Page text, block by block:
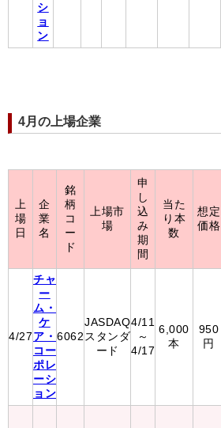
シ
ョ
ン
4月の上場企業
上
場
日
企
業
名
銘
柄
コ
ー
ド
上場市
場
申
し
込
み
期
間
当た
り本
数
想定
価格
4/27
チャ
ー
ム・
ケ
ア・
コー
ポレ
ーシ
ョン
6062
JASDAQ
スタンダ
ード
4/11
～
4/17
6,000
本
950
円